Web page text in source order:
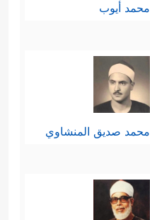
محمد أيوب
محمد صديق المنشاوي